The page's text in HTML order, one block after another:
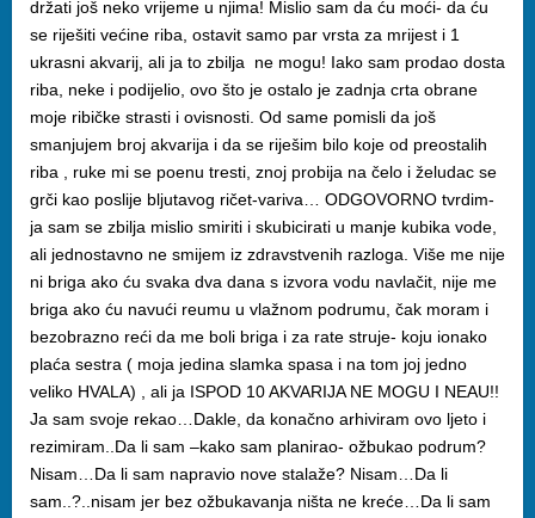
držati još neko vrijeme u njima! Mislio sam da ću moći- da ću
se riješiti većine riba, ostavit samo par vrsta za mrijest i 1
ukrasni akvarij, ali ja to zbilja ne mogu! Iako sam prodao dosta
riba, neke i podijelio, ovo što je ostalo je zadnja crta obrane
moje ribičke strasti i ovisnosti. Od same pomisli da još
smanjujem broj akvarija i da se riješim bilo koje od preostalih
riba , ruke mi se poenu tresti, znoj probija na čelo i želudac se
grči kao poslije bljutavog ričet-variva… ODGOVORNO tvrdim-
ja sam se zbilja mislio smiriti i skubicirati u manje kubika vode,
ali jednostavno ne smijem iz zdravstvenih razloga. Više me nije
ni briga ako ću svaka dva dana s izvora vodu navlačit, nije me
briga ako ću navući reumu u vlažnom podrumu, čak moram i
bezobrazno reći da me boli briga i za rate struje- koju ionako
plaća sestra ( moja jedina slamka spasa i na tom joj jedno
veliko HVALA) , ali ja ISPOD 10 AKVARIJA NE MOGU I NEAU!!
Ja sam svoje rekao…Dakle, da konačno arhiviram ovo ljeto i
rezimiram..Da li sam –kako sam planirao- ožbukao podrum?
Nisam…Da li sam napravio nove stalaže? Nisam…Da li
sam..?..nisam jer bez ožbukavanja ništa ne kreće…Da li sam